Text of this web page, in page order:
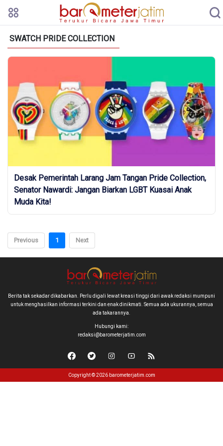
SWATCH PRIDE COLLECTION
Desak Pemerintah Larang Jam Tangan Pride Collection,
Senator Nawardi: Jangan Biarkan LGBT Kuasai Anak
Muda Kita!
Previous 1 Next
Berita tak sekadar dikabarkan. Perlu digali lewat kreasi tinggi dari awak redaksi mumpuni
untuk menghasilkan informasi terkini dan enak dinikmati. Semua ada ukurannya, semua
ada takarannya.
Hubungi kami:
redaksi@barometerjatim.com
Copyright © 2026 barometerjatim.com